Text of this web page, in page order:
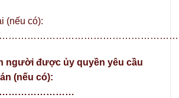
(nếu có):
người được ủy quyền yêu cầu
(nếu có):